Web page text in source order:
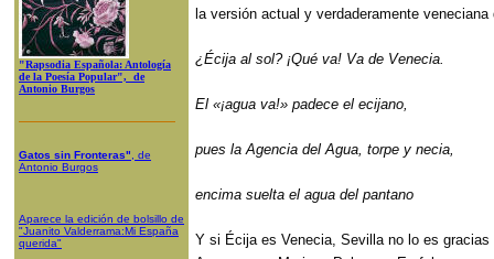
"Rapsodia Española: Antología
de la Poesía Popular", de
Antonio Burgos
Gatos sin Fronteras" , de
Antonio Burgos
Aparece la edición de bolsillo de
"Juanito Valderrama:Mi España
querida"
la versión actual y verdaderamente
¿Écija al sol? ¡Qué va! Va de Venecia.
El «¡agua va!» padece el ecijano,
pues la Agencia del Agua, torpe y necia,
encima suelta el agua del pantano
Y si Écija es Venecia, Sevilla no lo es